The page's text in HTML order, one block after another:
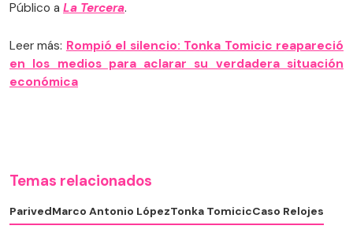
Público a La Tercera.
Leer más: Rompió el silencio: Tonka Tomicic reapareció
en los medios para aclarar su verdadera situación
económica
Temas relacionados
ParivedMarco Antonio LópezTonka TomicicCaso Relojes